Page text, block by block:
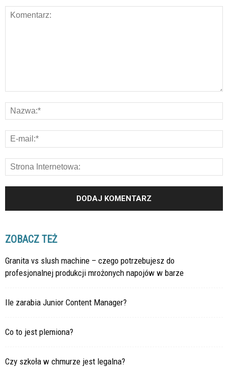
ZOBACZ TEŻ
Granita vs slush machine – czego potrzebujesz do
profesjonalnej produkcji mrożonych napojów w barze
Ile zarabia Junior Content Manager?
Co to jest plemiona?
Czy szkoła w chmurze jest legalna?